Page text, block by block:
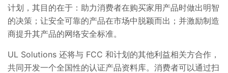
计划，其目的在于：助力消费者在购买家用产品时做出明智
的决策；让安全可靠的产品在市场中脱颖而出；并激励制造
商提升其产品的网络安全标准。
UL Solutions 还将与 FCC 和计划的其他利益相关方合作，
共同开发一个全国性的认证产品资料库。消费者可以通过扫